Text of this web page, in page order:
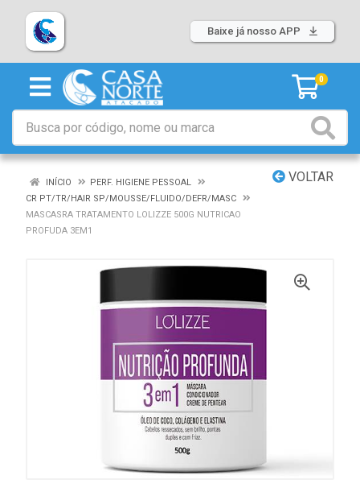
Baixe já nosso APP
0
VOLTAR
INÍCIO
PERF. HIGIENE PESSOAL
CR PT/TR/HAIR SP/MOUSSE/FLUIDO/DEFR/MASC
MASCASRA TRATAMENTO LOLIZZE 500G NUTRICAO
PROFUDA 3EM1